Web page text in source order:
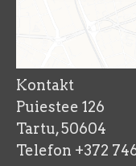
Kontakt
Puiestee 126
Tartu, 50604
Telefon +372